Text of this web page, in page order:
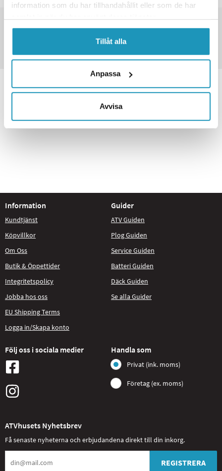
information som du har tillhandahållit eller som de har
Tillåt alla
Anpassa
Avvisa
SNABBA LEVERANSER
30 DAGARS ÖPPET KÖP
Information
Kundtjänst
Köpvillkor
Om Oss
Butik & Öppettider
Integritetspolicy
Jobba hos oss
EU Shipping Terms
Logga in/Skapa konto
Guider
ATV Guiden
Plog Guiden
Service Guiden
Batteri Guiden
Däck Guiden
Se alla Guider
Följ oss i sociala medier Handla som
Privat (ink. moms)
Företag (ex. moms)
ATVhusets Nyhetsbrev
Få senaste nyheterna och erbjudandena direkt till din inkorg.
REGISTRERA